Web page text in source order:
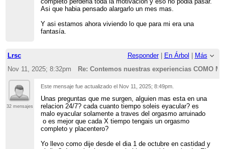
Asi que habia pensado alargarlo un mes mas.
Y asi estamos ahora viviendo lo que para mi era una
fantasía.
Lrsc Responder| En Árbol
Más
Nov 11, 2025; 8:32pm
Re: Contemos nuestras experiencias COMO
32 mensajes
Este mensaje fue actualizado el Nov 11, 2025; 8:49pm
Unas preguntas que me surgen, alguien mas esta en una
relacion 24/7? cada cuanto tiempo soleis eyacular? es
malo eyacular solamente a traves del orgasmo arruinado
o es mejor que cada X tiempo tengais un orgasmo
completo y placentero?
Yo llevo como dije desde el dia 1 de octubre en castidad y